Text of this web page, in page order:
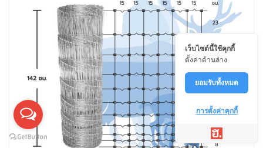
เว็บไซต์นี้ใช้คุกกี้
ตั้งค่าด้านล่าง
ยอมรับทั้งหมด
การตั้งค่าคุกกี้